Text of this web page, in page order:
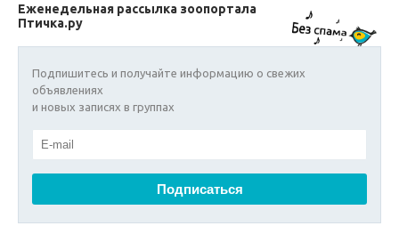
Еженедельная рассылка зоопортала
Птичка.ру
Подпишитесь и получайте информацию о свежих
объявлениях
и новых записях в группах